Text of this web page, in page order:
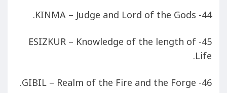
44- KINMA – Judge and Lord of the Gods.
45- ESIZKUR – Knowledge of the length of
Life.
46- GIBIL – Realm of the Fire and the Forge.